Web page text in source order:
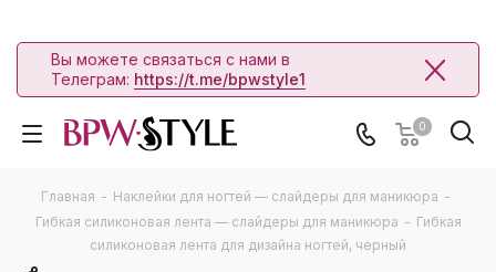
Вы можете связаться с нами в
Телеграм: https://t.me/bpwstyle1
0
Главная - Наклейки для ногтей — слайдеры для маникюра -
Гибкая силиконовая лента — слайдеры для маникюра - Гибкая
силиконовая лента для дизайна ногтей, черный